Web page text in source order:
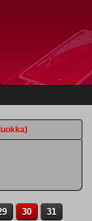
30
31